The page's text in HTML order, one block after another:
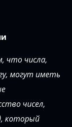
что числа,
могут иметь
чисел,
который